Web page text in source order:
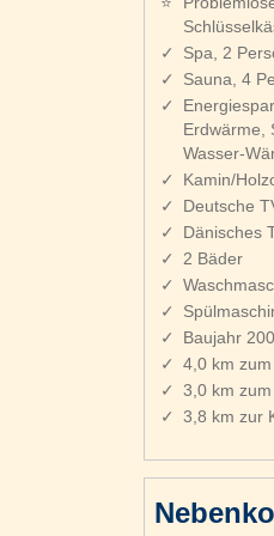
Spa, 2
Sauna, 4
Erdwärme,
Wasser-
Kamin/
Deutsche
Dänisches
2 Bäder
Baujahr
4,0 km
3,0 km
3,8 km zur